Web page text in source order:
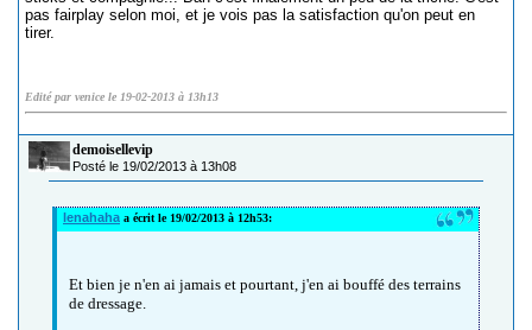
pas fairplay selon moi, et je vois pas la satisfaction qu'on peut en
tirer.
Edité par venice le 19-02-2013 à 13h13
demoisellevip
Posté le 19/02/2013 à 13h08
lenahaha a écrit le 19/02/2013 à 12h53:
Et bien je n'en ai jamais et pourtant, j'en ai bouffé des terrains
de dressage.